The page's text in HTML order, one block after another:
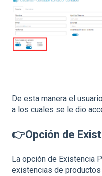
De esta manera el
a los cuales se le dio
👉Opción de
La opción de Existencia
existencias de productos